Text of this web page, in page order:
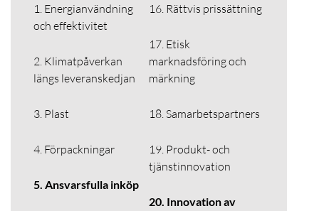
1. Energianvändning
och effektivitet
2. Klimatpåverkan
längs leveranskedjan
3. Plast
4. Förpackningar
5. Ansvarsfulla inköp
16. Rättvis prissättning
17. Etisk
marknadsföring och
märkning
18. Samarbetspartners
19. Produkt- och
tjänstinnovation
20. Innovation av